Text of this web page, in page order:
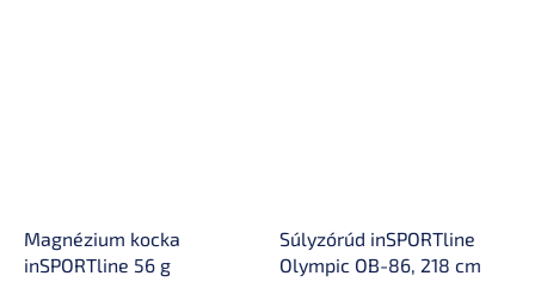
Magnézium kocka
inSPORTline 56 g
Súlyzórúd inSPORTline
Olympic OB-86, 218 cm